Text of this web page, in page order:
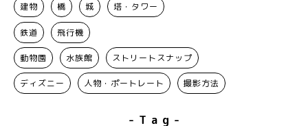
建物 橋 城 塔・タワー
鉄道 飛行機
動物園 水族館 ストリートスナップ
ディズニー 人物・ポートレート 撮影方法
- T a g -